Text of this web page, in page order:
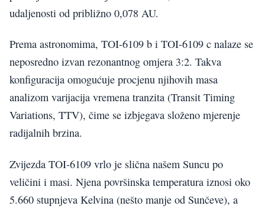
udaljenosti od približno 0,078 AU.
Prema astronomima, TOI-6109 b i TOI-6109 c nalaze se
neposredno izvan rezonantnog omjera 3:2. Takva
konfiguracija omogućuje procjenu njihovih masa
analizom varijacija vremena tranzita (Transit Timing
Variations, TTV), čime se izbjegava složeno mjerenje
radijalnih brzina.
Zvijezda TOI-6109 vrlo je slična našem Suncu po
veličini i masi. Njena površinska temperatura iznosi oko
5.660 stupnjeva Kelvina (nešto manje od Sunčeve), a